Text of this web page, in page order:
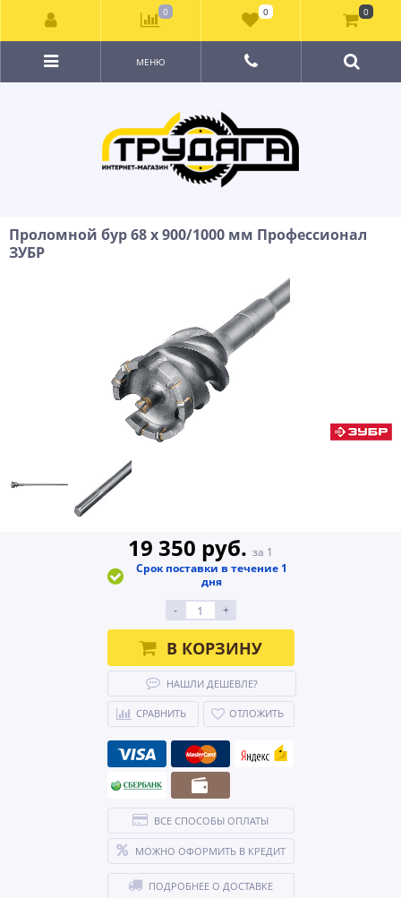
МЕНЮ
Проломной бур 68 х 900/1000 мм Профессионал
ЗУБР
19 350 руб. за 1
Срок поставки в течение 1
дня
-
+
В КОРЗИНУ
НАШЛИ ДЕШЕВЛЕ?
СРАВНИТЬ ОТЛОЖИТЬ
ВСЕ СПОСОБЫ ОПЛАТЫ
МОЖНО ОФОРМИТЬ В КРЕДИТ
ПОДРОБНЕЕ О ДОСТАВКЕ
0 0 0